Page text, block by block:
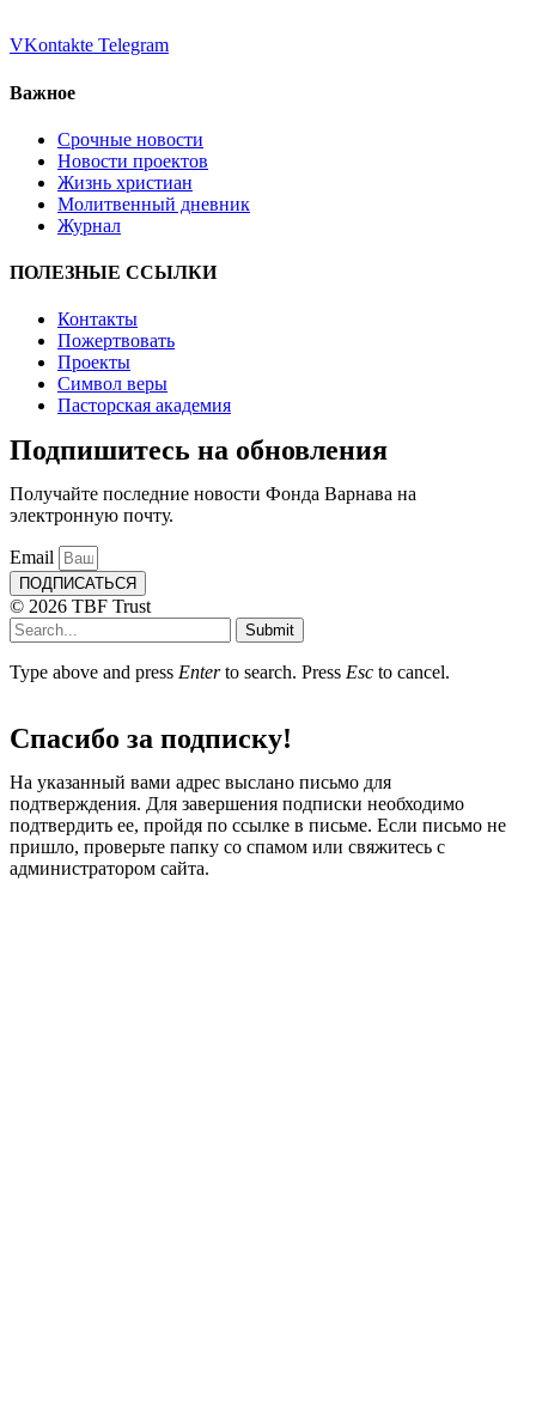
VKontakte Telegram
Важное
Срочные новости
Новости проектов
Жизнь христиан
Молитвенный дневник
Журнал
ПОЛЕЗНЫЕ ССЫЛКИ
Контакты
Пожертвовать
Проекты
Символ веры
Пасторская академия
Подпишитесь на обновления
Получайте последние новости Фонда Варнава на
электронную почту.
Email
ПОДПИСАТЬСЯ
© 2026 TBF Trust
Submit
Type above and press Enterto search. Press Esc to cancel.
Спасибо за подписку!
На указанный вами адрес выслано письмо для
подтверждения. Для завершения подписки необходимо
подтвердить ее, пройдя по ссылке в письме. Если письмо не
пришло, проверьте папку со спамом или свяжитесь с
администратором сайта.